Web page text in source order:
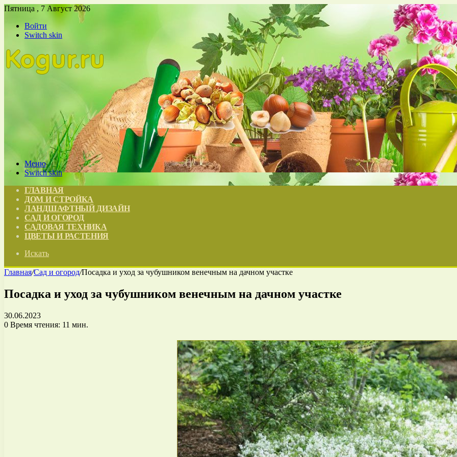
Пятница , 7 Август 2026
Войти
Switch skin
Меню
Switch skin
ГЛАВНАЯ
ДОМ И СТРОЙКА
ЛАНДШАФТНЫЙ ДИЗАЙН
САД И ОГОРОД
САДОВАЯ ТЕХНИКА
ЦВЕТЫ И РАСТЕНИЯ
Искать
Главная/Сад и огород/Посадка и уход за чубушником венечным на дачном участке
Посадка и уход за чубушником венечным на дачном участке
30.06.2023
0 Время чтения: 11 мин.